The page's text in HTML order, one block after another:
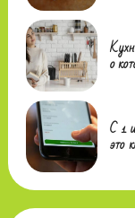
о
С 1
это